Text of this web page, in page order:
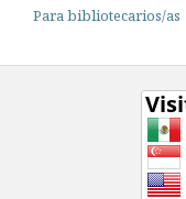
Para bibliotecarios/as